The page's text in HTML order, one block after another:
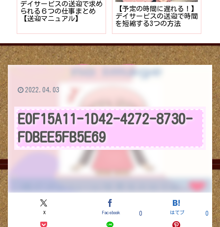
デイサービスの送迎で求め
られる６つの仕事まとめ
【送迎マニュアル】
【予定の時間に遅れる！】
デイサービスの送迎で時間
を短縮する3つの方法
E0F15A11-1D42-4272-8730-
FDBEE5FB5E69
X Facebook 0 はてブ 0
2022.04.03